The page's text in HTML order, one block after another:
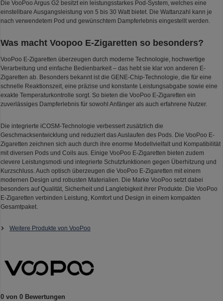
Die VooPoo Argus G2 besitzt ein leistungsstarkes Pod-System, welches eine
einstellbare Ausgangsleistung von 5 bis 30 Watt bietet. Die Wattanzahl kann je
nach verwendetem Pod und gewünschtem Dampferlebnis eingestellt werden.
Was macht Voopoo E-Zigaretten so besonders?
VooPoo E-Zigaretten überzeugen durch moderne Technologie, hochwertige
Verarbeitung und einfache Bedienbarkeit – das hebt sie klar von anderen E-
Zigaretten ab. Besonders bekannt ist die GENE-Chip-Technologie, die für eine
schnelle Reaktionszeit, eine präzise und konstante Leistungsabgabe sowie eine
exakte Temperaturkontrolle sorgt. So bieten die VooPoo E-Zigaretten ein
zuverlässiges Dampferlebnis für sowohl Anfänger als auch erfahrene Nutzer.
Die integrierte iCOSM-Technologie verbessert zusätzlich die
Geschmacksentwicklung und reduziert das Auslaufen des Pods. Die VooPoo E-
Zigaretten zeichnen sich auch durch ihre enorme Modellvielfalt und Kompatibilität
mit diversen Pods und Coils aus. Einige VooPoo E-Zigaretten bieten zudem
clevere Leistungsmodi und integrierte Schutzfunktionen gegen Überhitzung und
Kurzschluss. Auch optisch überzeugen die VooPoo E-Zigaretten mit einem
modernen Design und robusten Materialien. Die Marke VooPoo setzt dabei
besonders auf Qualität, Sicherheit und Langlebigkeit ihrer Produkte. Die VooPoo
E-Zigaretten verbinden Leistung, Komfort und Design in einem kompakten
Gesamtpaket.
Weitere Produkte von VooPoo
0 von 0 Bewertungen